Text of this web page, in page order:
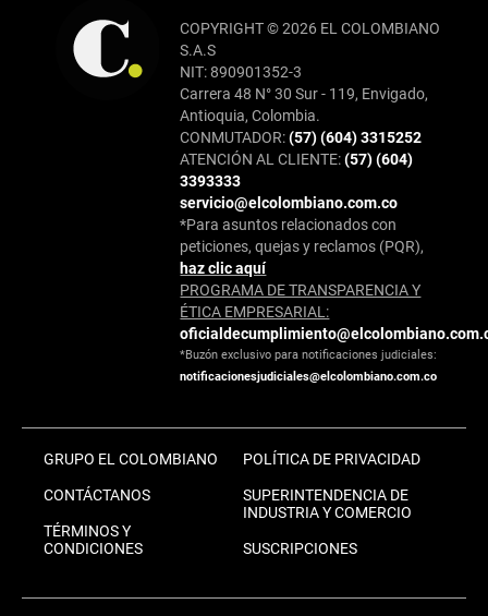
COPYRIGHT © 2026 EL COLOMBIANO
S.A.S
NIT: 890901352-3
Carrera 48 N° 30 Sur - 119, Envigado,
Antioquia, Colombia.
CONMUTADOR:(57) (604) 3315252
ATENCIÓN AL CLIENTE:(57) (604)
3393333
servicio@elcolombiano.com.co
*Para asuntos relacionados con
peticiones, quejas y reclamos (PQR),
haz clic aquí
PROGRAMA DE TRANSPARENCIA Y
ÉTICA EMPRESARIAL:
*Buzón exclusivo para notificaciones judiciales:
notificacionesjudiciales@elcolombiano.com.co
GRUPO EL COLOMBIANO
CONTÁCTANOS
TÉRMINOS Y
CONDICIONES
POLÍTICA DE PRIVACIDAD
SUPERINTENDENCIA DE
INDUSTRIA Y COMERCIO
SUSCRIPCIONES